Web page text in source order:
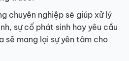
chuyên nghiệp sẽ giúp xử lý
sự cố phát sinh hay yêu cầu
sẽ mang lại sự yên tâm cho